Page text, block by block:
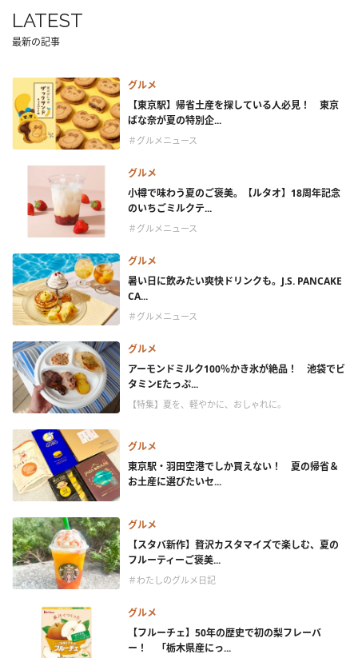
LATEST
最新の記事
グルメ
【東京駅】帰省土産を探している人必見！ 東京
ばな奈が夏の特別企...
＃グルメニュース
グルメ
小樽で味わう夏のご褒美。【ルタオ】18周年記念
のいちごミルクテ...
＃グルメニュース
グルメ
暑い日に飲みたい爽快ドリンクも。J.S. PANCAKE
CA...
＃グルメニュース
グルメ
アーモンドミルク100％かき氷が絶品！ 池袋でビ
タミンEたっぷ...
【特集】夏を、軽やかに、おしゃれに。
グルメ
東京駅・羽田空港でしか買えない！ 夏の帰省＆
お土産に選びたいセ...
グルメ
【スタバ新作】贅沢カスタマイズで楽しむ、夏の
フルーティーご褒美...
＃わたしのグルメ日記
グルメ
【フルーチェ】50年の歴史で初の梨フレーバ
ー！ 「栃木県産にっ...